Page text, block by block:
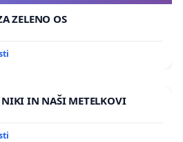
ZELENO OS
NIKI IN NAŠI METELKOVI